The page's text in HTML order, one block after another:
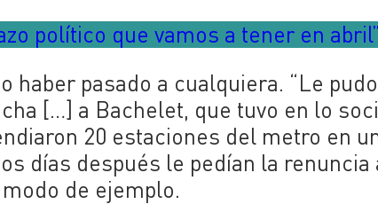
político que vamos a tener en abril”
pasado a cualquiera. “Le pudo
[…] a Bachelet, que tuvo en lo
20 estaciones del metro en
días después le pedían la renuncia
de ejemplo.